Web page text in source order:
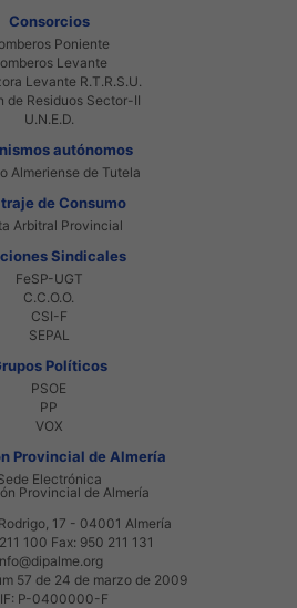
Consorcios
Poniente
Levante
Levante R.T.R.S.U.
de Residuos Sector-II
U.N.E.D.
autónomos
Almeriense de Tutela
de Consumo
Arbitral Provincial
Sindicales
FeSP-UGT
C.C.O.O.
CSI-F
SEPAL
Políticos
PSOE
PP
VOX
Provincial de Almería
Electrónica
Provincial de Almería
17 - 04001 Almería
100 Fax: 950 211 131
57 de 24 de marzo de 2009
P-0400000-F